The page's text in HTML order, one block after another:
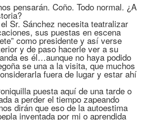
pensarán. Coño. Todo normal. ¿A
Sr. Sánchez necesita teatralizar
sus puestas en escena
como presidente y así verse
y de paso hacerle ver a su
es él…aunque no haya podido
se una a la visita, que muchos
fuera de lugar y estar ahí
puesta aquí de una tarde o
a perder el tiempo zapeando
dirán que eso de la autoestima
inventada por mi o aprendida